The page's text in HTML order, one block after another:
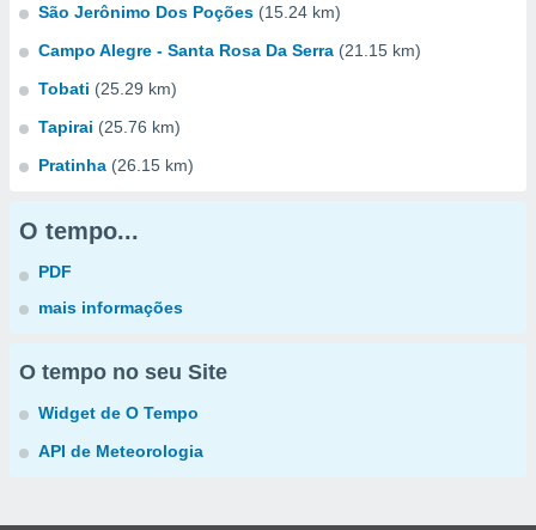
São Jerônimo Dos Poções (15.24 km)
Campo Alegre - Santa Rosa Da Serra (21.15 km)
Tobati (25.29 km)
Tapirai (25.76 km)
Pratinha (26.15 km)
O tempo...
PDF
mais informações
O tempo no seu Site
Widget de O Tempo
API de Meteorologia